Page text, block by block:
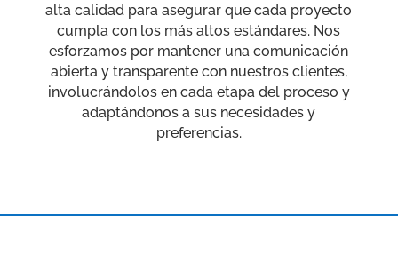
alta calidad para asegurar que cada proyecto
cumpla con los más altos estándares. Nos
esforzamos por mantener una comunicación
abierta y transparente con nuestros clientes,
involucrándolos en cada etapa del proceso y
adaptándonos a sus necesidades y
preferencias.